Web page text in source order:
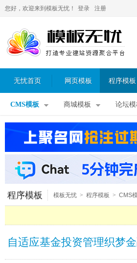
您好，欢迎来到模板无忧！ 登录 注册
无忧首页 网页模板 程序模板
CMS模板 商城模板 论坛模
程序模板 模板无忧 > 程序模板 > CMS
自适应基金投资管理织梦